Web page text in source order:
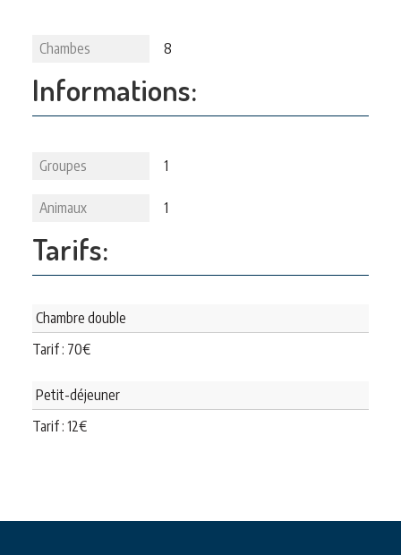
Chambes 8
Informations:
Groupes 1
Animaux 1
Tarifs:
Chambre double
Tarif : 70€
Petit-déjeuner
Tarif : 12€